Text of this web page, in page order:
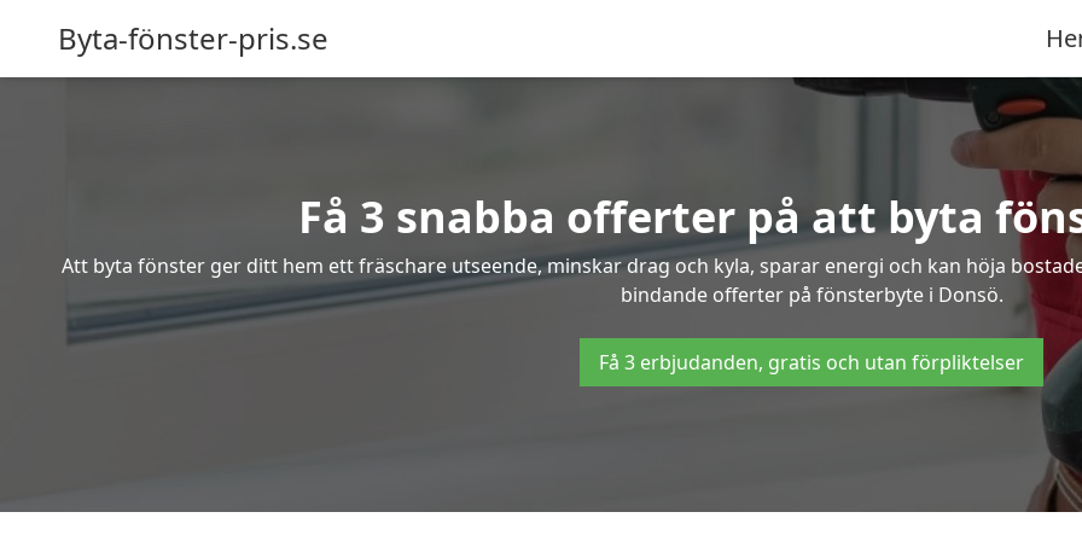
Byta-fönster-pris.se
Få 3 snabba offerter på att byta
Att byta fönster ger ditt hem ett fräschare utseende, minskar drag och kyla, sparar energi och kan höja
bindande offerter på fönsterbyte i Donsö.
Få 3 erbjudanden, gratis och utan förpliktelser